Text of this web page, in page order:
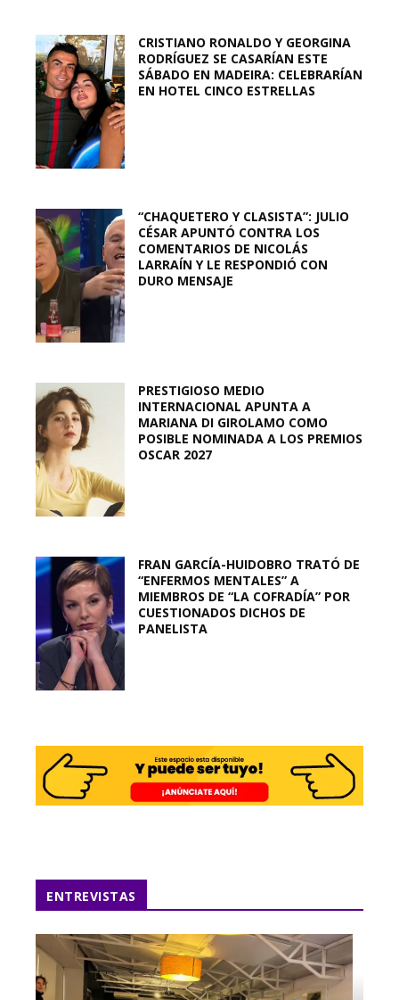
CRISTIANO RONALDO Y GEORGINA
RODRÍGUEZ SE CASARÍAN ESTE
SÁBADO EN MADEIRA: CELEBRARÍAN
EN HOTEL CINCO ESTRELLAS
“CHAQUETERO Y CLASISTA”: JULIO
CÉSAR APUNTÓ CONTRA LOS
COMENTARIOS DE NICOLÁS
LARRAÍN Y LE RESPONDIÓ CON
DURO MENSAJE
PRESTIGIOSO MEDIO
INTERNACIONAL APUNTA A
MARIANA DI GIROLAMO COMO
POSIBLE NOMINADA A LOS PREMIOS
OSCAR 2027
FRAN GARCÍA-HUIDOBRO TRATÓ DE
“ENFERMOS MENTALES” A
MIEMBROS DE “LA COFRADÍA” POR
CUESTIONADOS DICHOS DE
PANELISTA
ENTREVISTAS